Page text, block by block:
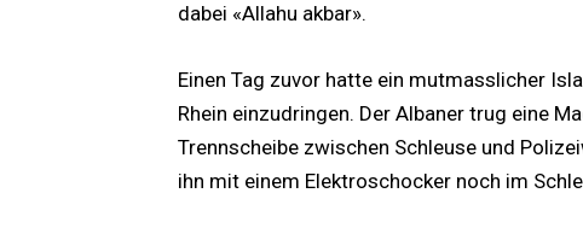
dabei «Allahu akbar».
Einen Tag zuvor hatte ein mutmasslicher
Rhein einzudringen. Der Albaner trug eine
Trennscheibe zwischen Schleuse und
ihn mit einem Elektroschocker noch im